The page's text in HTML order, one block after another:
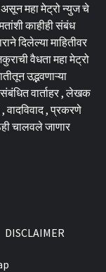
असून महा मेट्रो न्युज चे
काहीही संबंध
दिलेल्या माहितीवर
वैधता महा मेट्रो
उद्भवणाऱ्या
वार्ताहर , लेखक
वादविवाद , प्रकरणे
चालवले जाणार
DISCLAIMER